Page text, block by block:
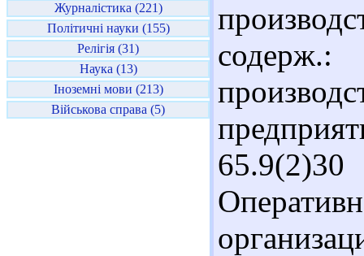
Журналістика (221)
Політичні науки (155)
Релігія (31)
Наука (13)
Іноземні мови (213)
Військова справа (5)
содерж.: